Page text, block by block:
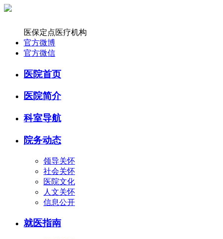
医保定点医疗机构
官方微博
官方微信
医院首页
医院简介
科室导航
院务动态
领导关怀
社会关怀
医院文化
人文关怀
信息公开
就医指南